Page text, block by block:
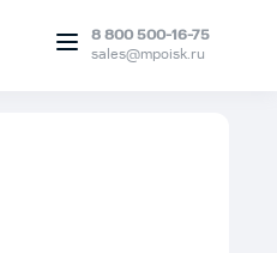
8 800 500-16-75
sales@mpoisk.ru